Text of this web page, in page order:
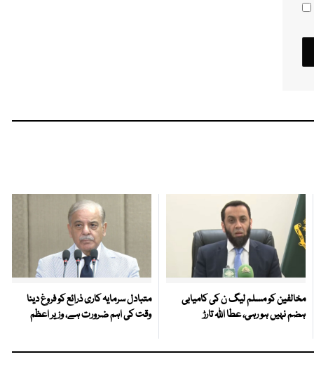
مخالفین کو مسلم لیگ ن کی کامیابی
ہضم نہیں ہو رہی، عطا اللہ تارڑ
متبادل سرمایہ کاری ذرائع کو فروغ دینا
وقت کی اہم ضرورت ہے، وزیر اعظم